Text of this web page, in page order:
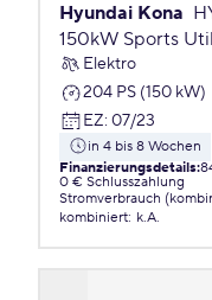
Hyundai Kona
150kW Sports
Elektro
204 PS (150 kW)
EZ: 07/23
in 4 bis 8 Wochen
Finanzierungsdetails:
0 € Schlusszahlung
Stromverbrauch
kombiniert: k.A.